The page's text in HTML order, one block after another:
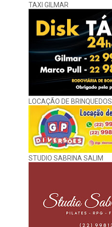
TAXI GILMAR
LOCAÇÃO DE BRINQUEDOS
STUDIO SABRINA SALIM